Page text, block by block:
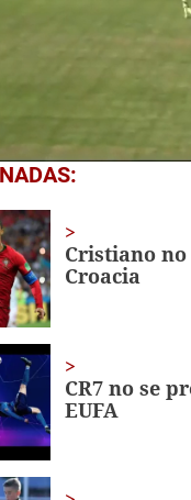
Cristiano
Croacia
CR7 no se
EUFA